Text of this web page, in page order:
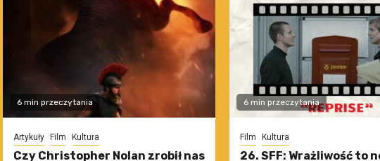
6 min przeczytania
Artykuły Film Kultura
Czy Christopher Nolan zrobił nas
6 min przeczytania
Film Kultura
26. SFF: Wrażliwość to